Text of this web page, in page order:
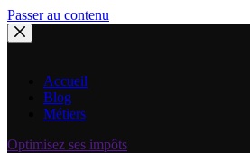
Passer au contenu
Accueil
Blog
Métiers
Optimisez ses impôts